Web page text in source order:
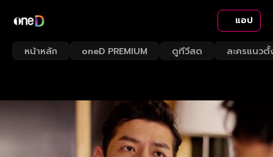
แอป
หน้าหลัก oneD PREMIUM ดูทีวีสด ละครแนวตั้